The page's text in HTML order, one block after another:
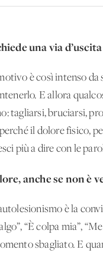
una via d’uscita
è così intenso
E allora
tagliarsi, bruciarsi,
il dolore fisico,
più a dire con le
anche se non è
è la
“È colpa mia”,
sbagliato. E